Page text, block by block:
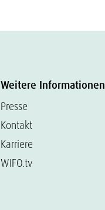
Weitere Informationen
Presse
Kontakt
Karriere
WIFO.tv